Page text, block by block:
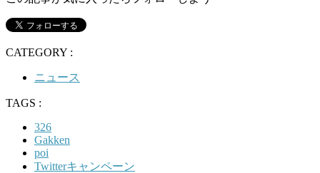
CATEGORY :
ニュース
TAGS :
326
Gakken
poi
Twitterキャンペーン